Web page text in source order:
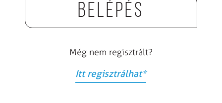
Belépés
Még nem regisztrált?
Itt regisztrálhat*